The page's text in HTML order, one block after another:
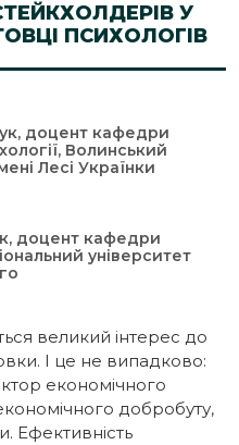
У
ПСИХОЛОГІВ
доцент кафедри
Волинський
Лесі Українки
доцент кафедри
університет
великий інтерес до
І це не випадково:
економічного
добробуту,
Ефективність